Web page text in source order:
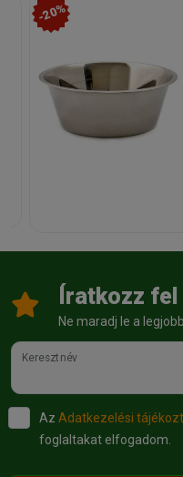
-20%
Íratkozz
Ne maradj le a
Keresztnév
Az Adatkezelési
foglaltakat elfogadom.